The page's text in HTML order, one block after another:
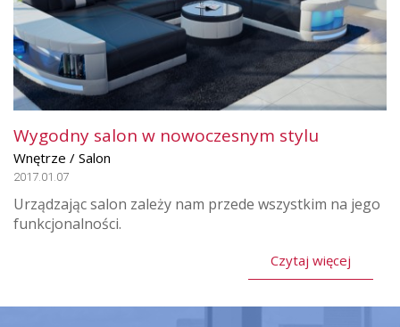
Wygodny salon w nowoczesnym stylu
Wnętrze / Salon
2017.01.07
Urządzając salon zależy nam przede wszystkim na jego
funkcjonalności.
Czytaj więcej